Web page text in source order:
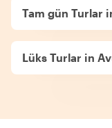
Tam gün Turlar
Lüks Turlar in